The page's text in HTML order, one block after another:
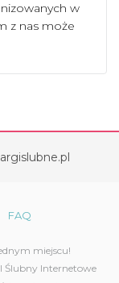
w
z nas może
FAQ
miejscu!
Ślubny Internetowe